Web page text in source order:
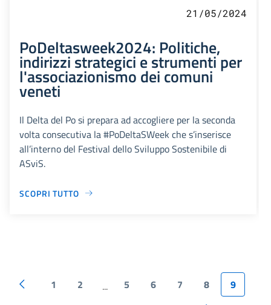
21/05/2024
PoDeltasweek2024: Politiche,
indirizzi strategici e strumenti per
l'associazionismo dei comuni
veneti
Il Delta del Po si prepara ad accogliere per la seconda
volta consecutiva la #PoDeltaSWeek che s’inserisce
all’interno del Festival dello Sviluppo Sostenibile di
ASviS.
SCOPRI TUTTO
1 2 ... 5 6 7 8
9